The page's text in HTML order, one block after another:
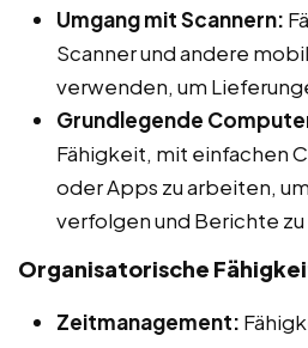
Umgang mit Scannern:
Scanner und andere
verwenden, um
Grundlegende
Fähigkeit, mit einfachen
oder Apps zu arbeiten,
verfolgen und Berichte
Organisatorische
Zeitmanagement: